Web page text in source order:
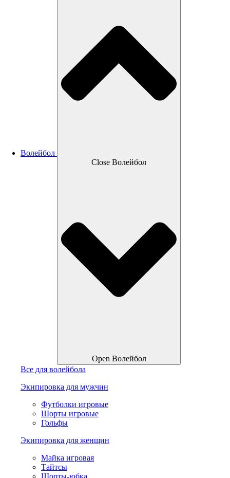
Волейбол
Close Волейбол
Open Волейбол
Все для волейбола
Экипировка для мужчин
Футболки игровые
Шорты игровые
Гольфы
Экипировка для женщин
Майка игровая
Тайтсы